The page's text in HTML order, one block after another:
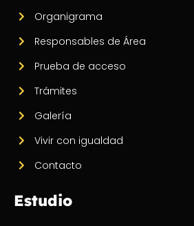
Organigrama
Responsables de Área
Prueba de acceso
Trámites
Galería
Vivir con igualdad
Contacto
Estudio